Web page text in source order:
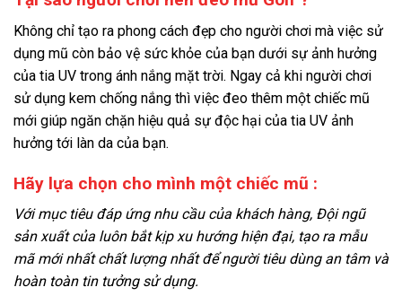
Không chỉ tạo ra phong cách đẹp cho người chơi mà việc sử
dụng mũ còn bảo vệ sức khỏe của bạn dưới sự ảnh hưởng
của tia UV trong ánh nắng mặt trời. Ngay cả khi người chơi
sử dụng kem chống nắng thì việc đeo thêm một chiếc mũ
mới giúp ngăn chặn hiệu quả sự độc hại của tia UV ảnh
hưởng tới làn da của bạn.
Hãy lựa chọn cho mình một chiếc mũ :
Với mục tiêu đáp ứng nhu cầu của khách hàng, Đội ngũ
sản xuất của luôn bắt kịp xu hướng hiện đại, tạo ra mẫu
mã mới nhất chất lượng nhất để người tiêu dùng an tâm và
hoàn toàn tin tưởng sử dụng.